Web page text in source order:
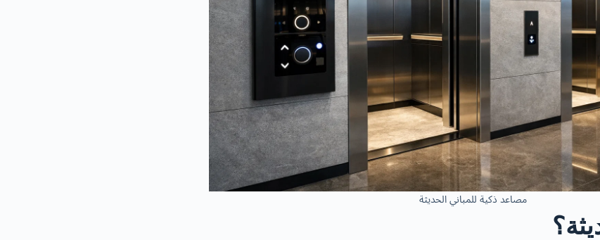
مصاعد ذكية للمباني الحديثة